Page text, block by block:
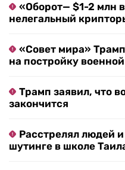
«Оборот— $1-2 млн
нелегальный
«Совет мира»
на постройку
Трамп заявил, что
закончится
Расстрелял людей
шутинге в школе